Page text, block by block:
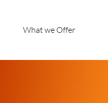
What we Offer